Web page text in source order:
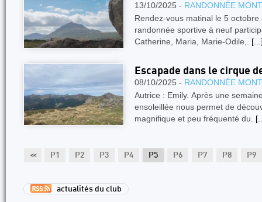
13/10/2025 - RANDONNÉE
Rendez-vous matinal le 5
randonnée sportive à neuf
Catherine, Maria, Marie-Odile,.
Escapade dans le cirque
08/10/2025 - RANDONNÉE
Autrice : Emily. Après une
ensoleillée nous permet de
magnifique et peu fréquenté du.
<< P1 P2 P3 P4 P5 P6 P7 P8 P9
actualités du club